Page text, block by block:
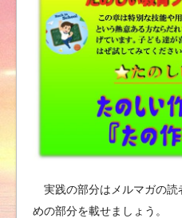
実践の部分はメルマガの読
めの部分を載せましょう。